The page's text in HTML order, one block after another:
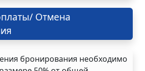
Отмена
бронирования необходимо